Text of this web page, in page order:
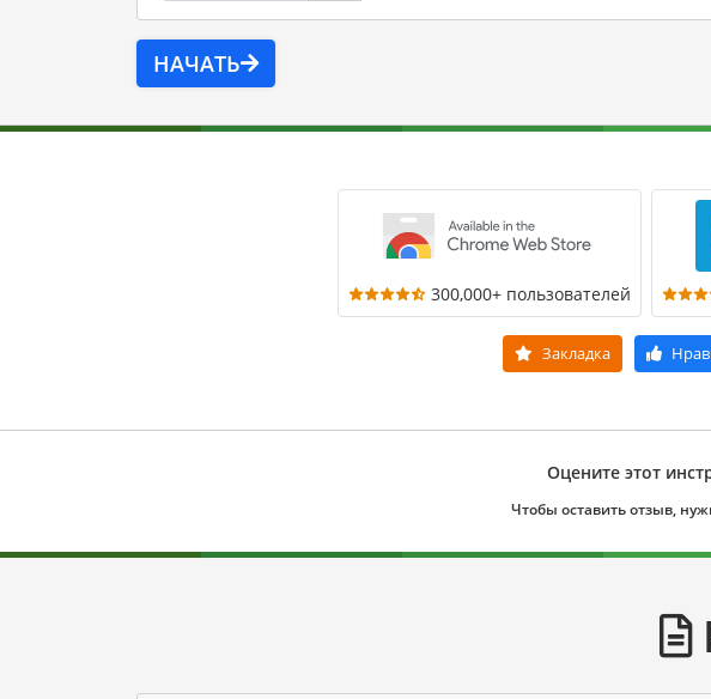
НАЧАТЬ
300,000+ пользователей
Закладка
Оцените этот
Чтобы оставить отзыв,